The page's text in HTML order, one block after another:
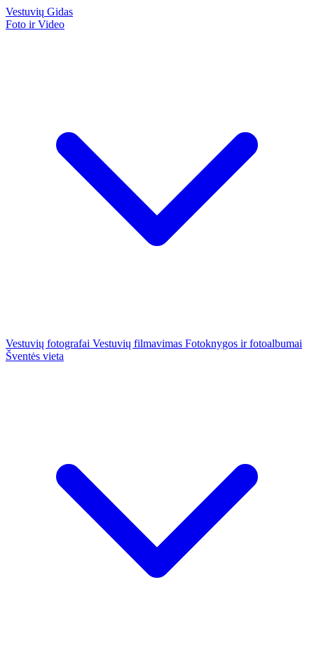
Vestuvių Gidas
Foto ir Video
Vestuvių fotografai Vestuvių filmavimas Fotoknygos ir fotoalbumai
Šventės vieta